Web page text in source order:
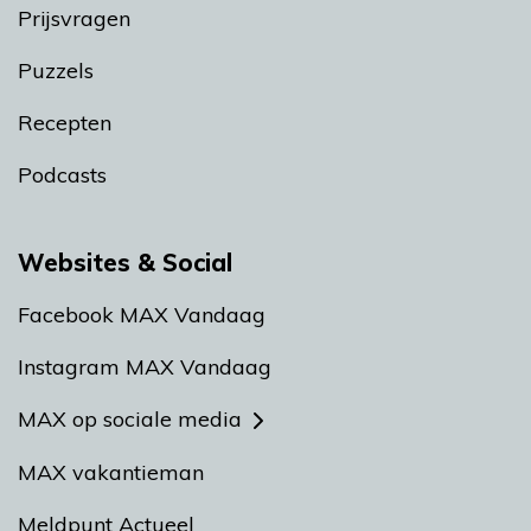
Prijsvragen
Puzzels
Recepten
Podcasts
Websites & Social
Facebook MAX Vandaag
Instagram MAX Vandaag
MAX op sociale media
MAX vakantieman
Meldpunt Actueel